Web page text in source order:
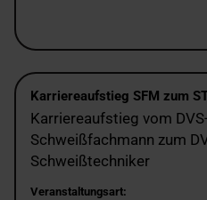
Karriereaufstieg SFM zum
Karriereaufstieg vom
Schweißfachmann zum
Schweißtechniker
Veranstaltungsart: